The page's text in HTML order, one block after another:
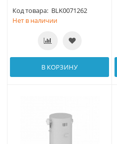
Код товара: BLK0071262
Нет в наличии
В КОРЗИНУ